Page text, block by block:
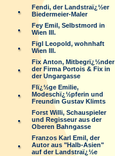
Fendi, der Landstraï¿½er
Biedermeier-Maler
Fey Emil, Selbstmord in
Wien III.
Figl Leopold, wohnhaft
Wien III.
Fix Anton, Mitbegrï¿½nder
der Firma Portois & Fix in
der Ungargasse
Flï¿½ge Emilie,
Modeschï¿½pferin und
Freundin Gustav Klimts
Forst Willi, Schauspieler
und Regisseur aus der
Oberen Bahngasse
Franzos Karl Emil, der
Autor aus "Halb-Asien"
auf der Landstraï¿½e